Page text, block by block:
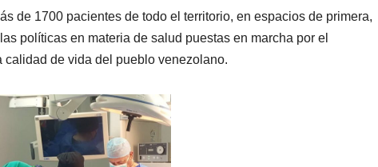
de 1700 pacientes de todo el territorio, en espacios de primera,
políticas en materia de salud puestas en marcha por el
calidad de vida del pueblo venezolano.